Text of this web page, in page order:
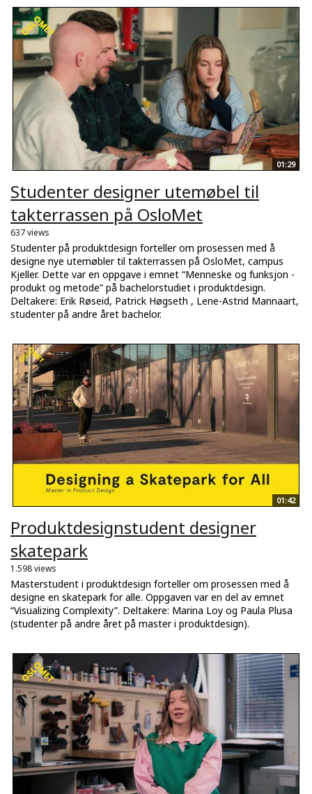
01:29
Studenter designer utemøbel til
takterrassen på OsloMet
637 views
Studenter på produktdesign forteller om prosessen med å
designe nye utemøbler til takterrassen på OsloMet, campus
Kjeller. Dette var en oppgave i emnet “Menneske og funksjon -
produkt og metode” på bachelorstudiet i produktdesign.
Deltakere: Erik Røseid, Patrick Høgseth , Lene-Astrid Mannaart,
studenter på andre året bachelor.
01:42
Produktdesignstudent designer
skatepark
1.598 views
Masterstudent i produktdesign forteller om prosessen med å
designe en skatepark for alle. Oppgaven var en del av emnet
“Visualizing Complexity”. Deltakere: Marina Loy og Paula Plusa
(studenter på andre året på master i produktdesign).